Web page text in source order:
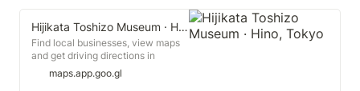
賞作家） 段文凝（はこだて観光大
使） #北海道#hokkaido#函館
#hakodate#HBC#北海道放送#土方
歳三
「土方歳三つなぐプロジェクト」を
立ち上げさせていただきました。 新
選組の歴史は、親族がひっそりと遺
品を守り語り継ぐだけではなく、さ
まざまな創作物に取り上げられ、多
くの人に語られることで伝えられて
Hijikata Toshizo Museum · Hino, Tokyo
Find local businesses, view maps
and get driving directions in
maps.app.goo.gl